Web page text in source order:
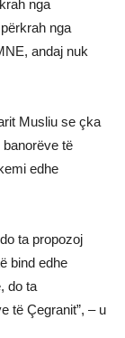
nga
nga
andaj nuk
Musliu se çka
banorëve të
edhe
ta propozoj
bind edhe
do ta
të Çegranit”, – u